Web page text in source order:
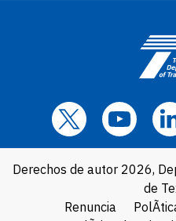
Derechos de autor 2026,
de
Renuncia